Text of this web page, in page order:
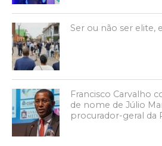
Ser ou não ser elite,
Francisco Carvalho
de nome de Júlio
procurador-geral da